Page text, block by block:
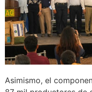
Asimismo, el